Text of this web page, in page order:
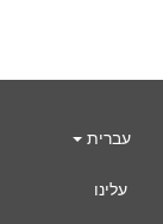
עברית
עלינו